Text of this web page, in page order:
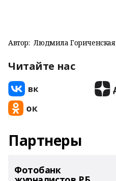
Автор: Людмила Гориченская
Читайте нас
Партнеры
Фотобанк